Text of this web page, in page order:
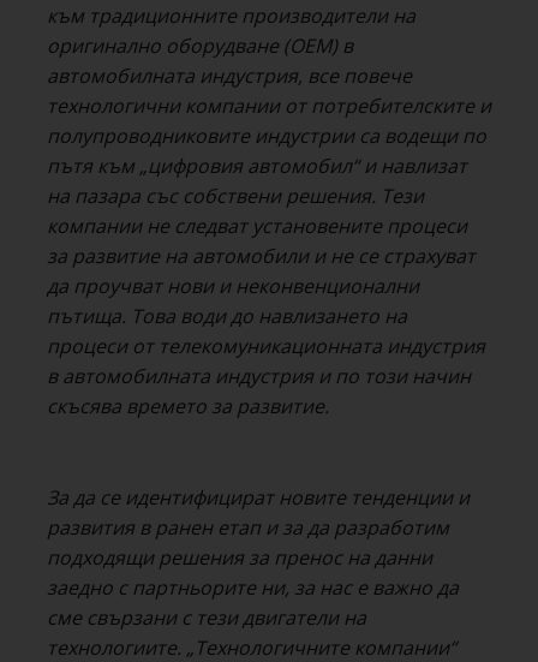
към традиционните производители на
оригинално оборудване (OEM) в
автомобилната индустрия, все повече
технологични компании от потребителските и
полупроводниковите индустрии са водещи по
пътя към „цифровия автомобил“ и навлизат
на пазара със собствени решения. Тези
компании не следват установените процеси
за развитие на автомобили и не се страхуват
да проучват нови и неконвенционални
пътища. Това води до навлизането на
процеси от телекомуникационната индустрия
в автомобилната индустрия и по този начин
скъсява времето за развитие.
За да се идентифицират новите тенденции и
развития в ранен етап и за да разработим
подходящи решения за пренос на данни
заедно с партньорите ни, за нас е важно да
сме свързани с тези двигатели на
технологиите. „Технологичните компании“